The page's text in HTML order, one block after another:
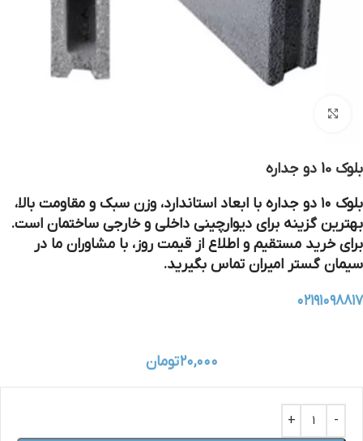
بلوک 10 دو جداره
بلوک ۱۰ دو جداره با ابعاد استاندارد، وزن سبک و مقاومت بالا،
بهترین گزینه برای دیوارچینی داخلی و خارجی ساختمان است.
برای خرید مستقیم و اطلاع از قیمت روز، با مشاوران ما در
سیمان گستر امیران تماس بگیرید.
۰۲۱۹۱۰۹۸۸۱۷
۲۰,۰۰۰تومان